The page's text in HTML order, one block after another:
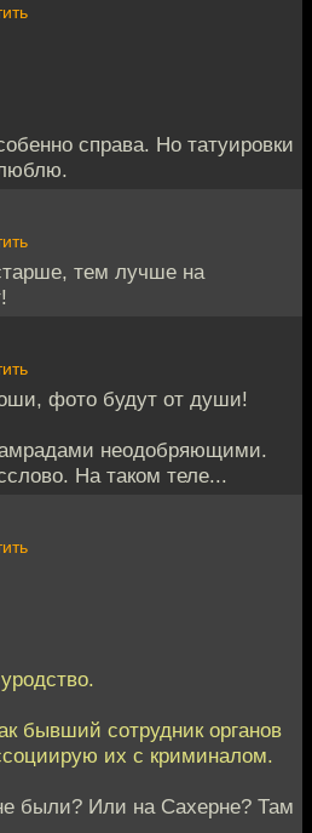
справа. Но татуировки
тем лучше на
фото будут от души!
неодобряющими.
На таком теле...
бывший сотрудник органов
их с криминалом.
были? Или на Сахерне? Там